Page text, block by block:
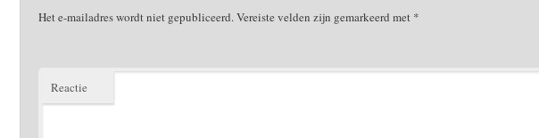
Het e-mailadres wordt niet gepubliceerd.Vereiste velden zijn gemarkeerd met *
Reactie